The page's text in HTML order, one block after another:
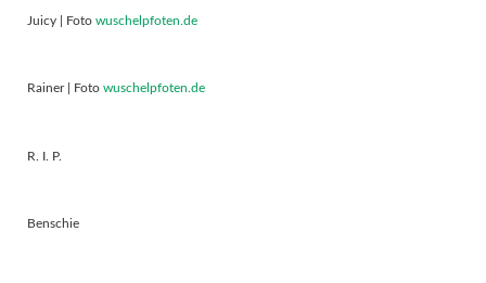
Juicy | Foto wuschelpfoten.de
Rainer | Foto wuschelpfoten.de
R. I. P.
Benschie